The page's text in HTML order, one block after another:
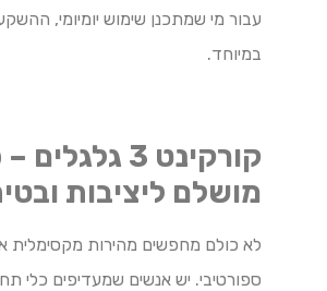
עבור מי שמתכנן שימוש יומיומי,
במיוחד.
קורקינט 3
מושלם ליציבות
לא כולם מחפשים מהירות מקסימלית
ספורטיבי. יש אנשים שמעדיפים כלי